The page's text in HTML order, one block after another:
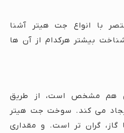
با انواع جت هیتر آشنا
بیشتر هرکدام از آن ها
هم مشخص است، از طریق
می کند. سوخت جت هیتر
گاز، گران تر است. و مقداری